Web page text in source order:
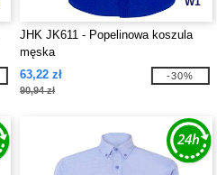
JHK JK611 - Popelinowa koszula
męska
63,22 zł
90,94 zł
-30%